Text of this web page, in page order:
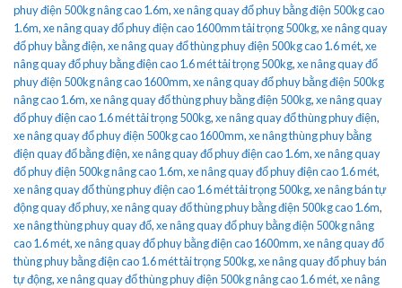
phuy điện 500kg nâng cao 1.6m,xe nâng quay đổ phuy bằng điện 500kg cao
1.6m,xe nâng quay đổ phuy điện cao 1600mm tải trọng 500kg,xe nâng quay
đổ phuy bằng điện,xe nâng quay đổ thùng phuy điện 500kg cao 1.6 mét,xe
nâng quay đổ phuy bằng điện cao 1.6 mét tải trọng 500kg,xe nâng quay đổ
phuy điện 500kg nâng cao 1600mm,xe nâng quay đổ phuy bằng điện 500kg
nâng cao 1.6m,xe nâng quay đổ thùng phuy bằng điện 500kg,xe nâng quay
đổ phuy điện cao 1.6 mét tải trọng 500kg,xe nâng quay đổ thùng phuy điện,
xe nâng quay đổ phuy điện 500kg cao 1600mm,xe nâng thùng phuy bằng
điện quay đổ bằng điện,xe nâng quay đổ phuy điện cao 1.6m,xe nâng quay
đổ phuy điện 500kg nâng cao 1.6m,xe nâng quay đổ phuy điện cao 1.6 mét,
xe nâng quay đổ thùng phuy điện cao 1.6 mét tải trọng 500kg,xe nâng bán tự
động quay đổ phuy,xe nâng quay đổ thùng phuy bằng điện 500kg cao 1.6m,
xe nâng thùng phuy quay đổ,xe nâng quay đổ phuy bằng điện 500kg nâng
cao 1.6 mét,xe nâng quay đổ phuy bằng điện cao 1600mm,xe nâng quay đổ
thùng phuy bằng điện cao 1.6 mét tải trọng 500kg,xe nâng quay đổ phuy bán
tự động,xe nâng quay đổ thùng phuy điện 500kg nâng cao 1.6 mét,xe nâng